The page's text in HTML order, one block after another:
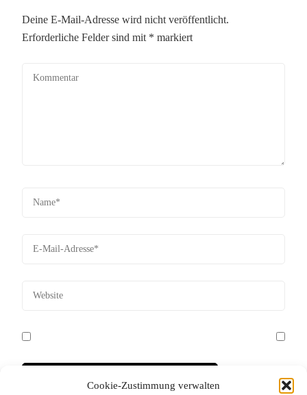
Cookie-Zustimmung verwalten
Deine E-Mail-Adresse wird nicht veröffentlicht.
Erforderliche Felder sind mit * markiert